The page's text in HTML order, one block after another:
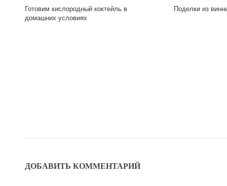
Готовим кислородный коктейль в
домашних условиях
Поделки из
ДОБАВИТЬ КОММЕНТАРИЙ